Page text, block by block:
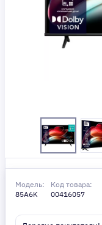
Модель:
85A6K
Код товара:
00416057